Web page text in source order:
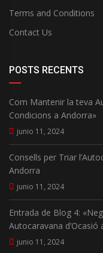
Terms and Conditions
Contact Us
POSTS RECENTS
Com Mantenir la teva
Condicions a Andorra»
junio 11, 2024
Consells per Triar
Andorra
junio 11, 2024
Entrada de Blog 4:
Autocaravana
junio 11, 2024